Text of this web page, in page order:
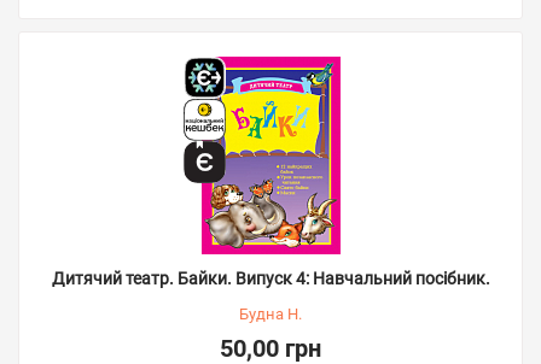
Дитячий театр. Байки. Випуск 4: Навчальний посібник.
Будна Н.
50,00 грн